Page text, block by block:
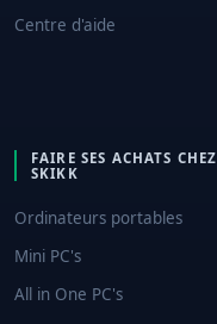
Centre d'aide
FAIRE SES ACHATS CHEZ
SKIKK
Ordinateurs portables
Mini PC's
All in One PC's